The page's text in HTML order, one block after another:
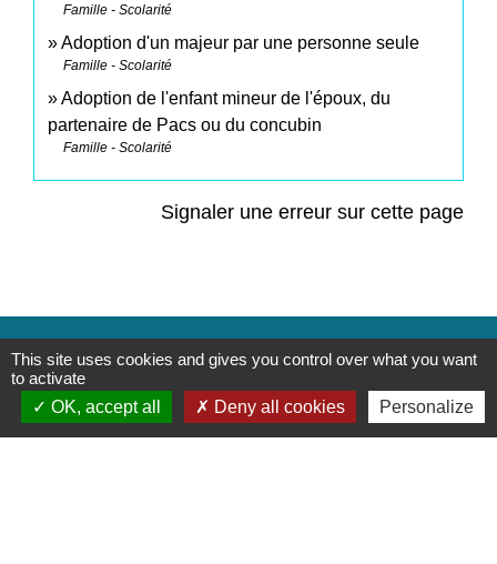
Famille - Scolarité
Adoption d'un majeur par une personne seule
Famille - Scolarité
Adoption de l'enfant mineur de l'époux, du
partenaire de Pacs ou du concubin
Famille - Scolarité
Signaler une erreur sur cette page
Contacts
Commune de Saint-Mesmes
12 rue de Richebourg
This site uses cookies and gives you control over what you want
to activate
OK, accept all
Deny all cookies Personalize